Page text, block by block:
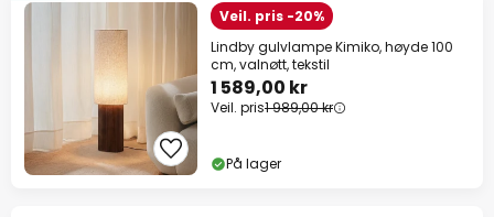
Veil. pris -20%
Lindby gulvlampe Kimiko, høyde 100
cm, valnøtt, tekstil
1 589,00 kr
Veil. pris1 989,00 kr
På lager